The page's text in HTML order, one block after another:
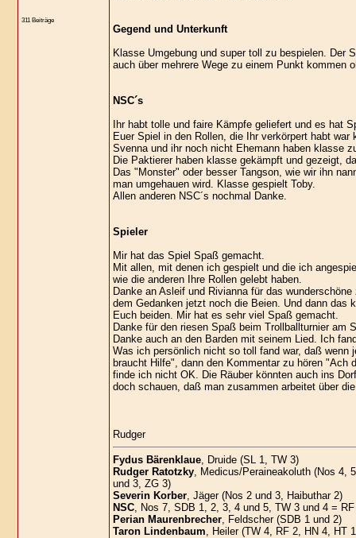
311 Beiträge
Gegend und Unterkunft
Klasse Umgebung und super toll zu bespielen. Der
auch über mehrere Wege zu einem Punkt kommen
NSC´s
Ihr habt tolle und faire Kämpfe geliefert und es hat
Euer Spiel in den Rollen, die Ihr verkörpert habt war
Svenna und ihr noch nicht Ehemann haben klasse
Die Paktierer haben klasse gekämpft und gezeigt,
Das "Monster" oder besser Tangson, wie wir ihn
man umgehauen wird. Klasse gespielt Toby.
Allen anderen NSC´s nochmal Danke.
Spieler
Mir hat das Spiel Spaß gemacht.
Mit allen, mit denen ich gespielt und die ich
wie die anderen Ihre Rollen gelebt haben.
Danke an Asleif und Rivianna für das
dem Gedanken jetzt noch die Beien. Und dann das
Euch beiden. Mir hat es sehr viel Spaß gemacht.
Danke für den riesen Spaß beim Trollballturnier am
Danke auch an den Barden mit seinem Lied. Ich
Was ich persönlich nicht so toll fand war, daß wenn
braucht Hilfe", dann den Kommentar zu hören
finde ich nicht OK. Die Räuber könnten auch ins
doch schauen, daß man zusammen arbeitet über
Rudger
Fydus Bärenklaue, Druide (SL 1, TW 3)
Rudger Ratotzky, Medicus/Peraineakoluth (Nos 4,
und 3, ZG 3)
Severin Korber, Jäger (Nos 2 und 3, Haibuthar 2)
NSC, Nos 7, SDB 1, 2, 3, 4 und 5, TW 3 und 4 =
Perian Maurenbrecher, Feldscher (SDB 1 und 2)
Taron Lindenbaum, Heiler (TW 4, RF 2, HN 4, HT